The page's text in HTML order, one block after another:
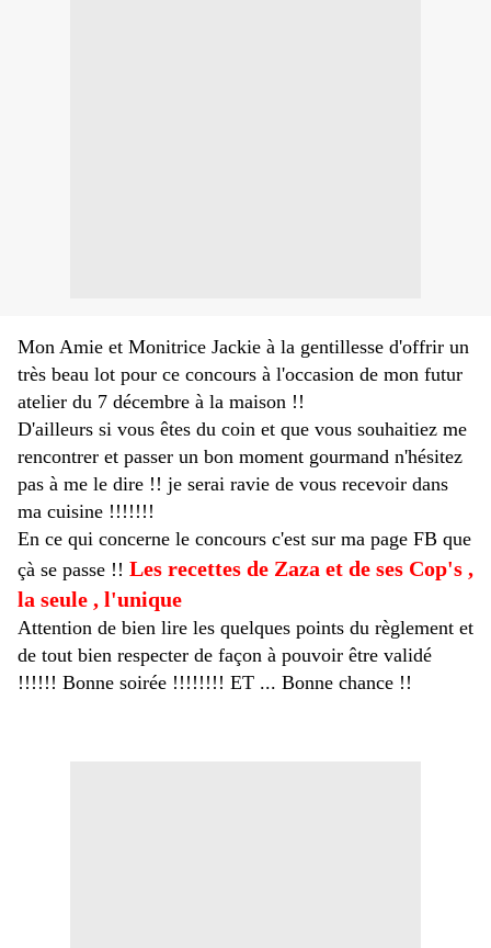
Mon Amie et Monitrice Jackie à la gentillesse d'offrir un
très beau lot pour ce concours à l'occasion de mon futur
atelier du 7 décembre à la maison !!
D'ailleurs si vous êtes du coin et que vous souhaitiez me
rencontrer et passer un bon moment gourmand n'hésitez
pas à me le dire !! je serai ravie de vous recevoir dans
ma cuisine !!!!!!!
En ce qui concerne le concours c'est sur ma page FB que
çà se passe !! Les recettes de Zaza et de ses Cop's ,
la seule , l'unique
Attention de bien lire les quelques points du règlement et
de tout bien respecter de façon à pouvoir être validé
!!!!!! Bonne soirée !!!!!!!! ET ... Bonne chance !!